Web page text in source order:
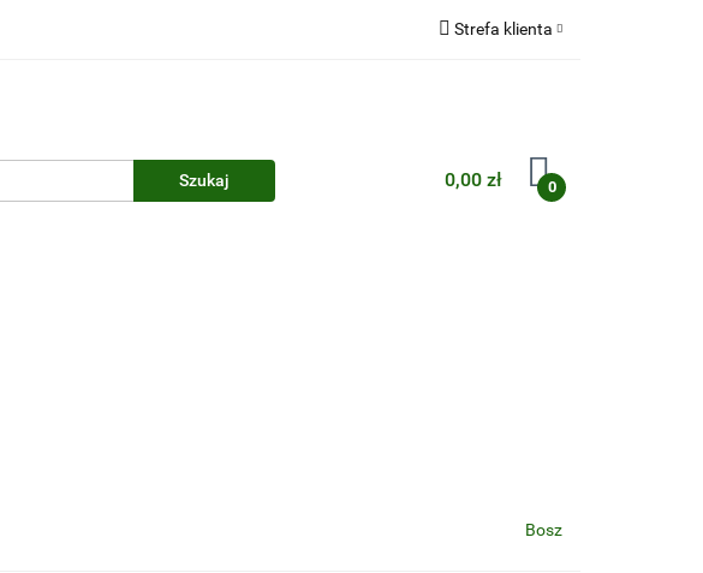
Strefa klienta
Dodaj zgłoszenie
Zgody cookies
0,00 zł 0
Bosz